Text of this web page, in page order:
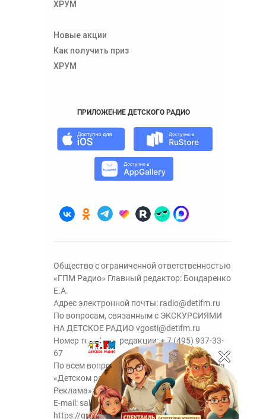
ХРУМ
Новые акции
Как получить приз
ХРУМ
ПРИЛОЖЕНИЕ ДЕТСКОГО РАДИО
Общество с ограниченной ответственностью
«ГПМ Радио» Главный редактор: Бондаренко
Е.А.
Адрес электронной почты: radio@detifm.ru
По вопросам, связанным с ЭКСКУРСИЯМИ
НА ДЕТСКОЕ РАДИО vgosti@detifm.ru
Номер телефона редакции:+ 7 (495) 937-33-
67
По всем вопросам размещения рекламы на
«Детском радио» - сейлз-хаус «ГПМ
Реклама»:+7 (495) 921-40-41
E-mail: sales@gazprom-media.ru
https://gpmsaleshouse.ru/